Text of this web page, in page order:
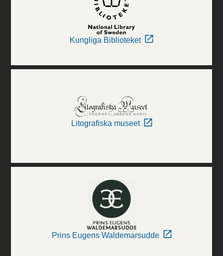
Kungliga Biblioteket
Litografiska museet
Prins Eugens Waldemarsudde